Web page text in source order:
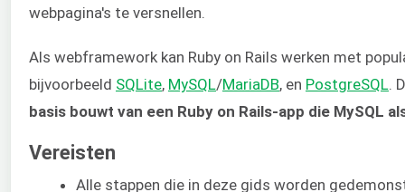
webpagina's te versnellen.
Als webframework kan Ruby on Rails werken met
bijvoorbeeld SQLite, MySQL/MariaDB, en PostgreSQL .
basis bouwt van een Ruby on Rails-app die MySQL
Vereisten
Alle stappen die in deze gids worden